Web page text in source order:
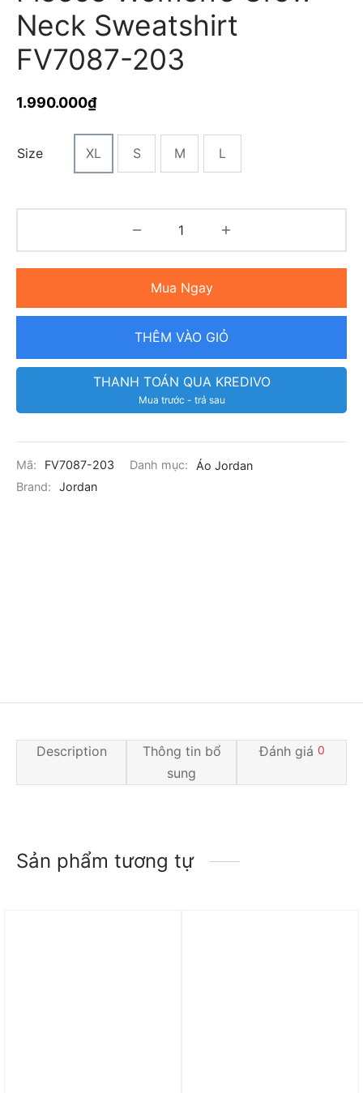
Neck Sweatshirt
FV7087-203
1.990.000₫
Size XL S M L
Mua Ngay
THÊM VÀO GIỎ
THANH TOÁN QUA KREDIVO
Mua trước - trả sau
Mã: FV7087-203 Danh mục:
Áo Jordan
Brand:
Jordan
Description
Thông tin bổ
sung
Đánh giá 0
Sản phẩm tương tự